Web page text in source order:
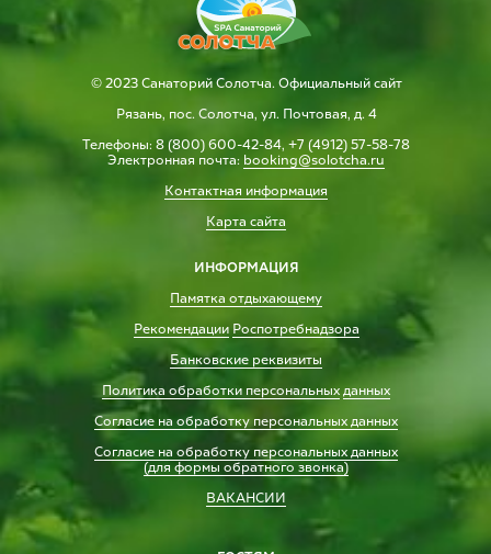
© 2023 Санаторий Солотча. Официальный сайт
Рязань, пос. Солотча, ул. Почтовая, д. 4
Телефоны: 8 (800) 600-42-84, +7 (4912) 57-58-78
Электронная почта: booking@solotcha.ru
Контактная информация
Карта сайта
ИНФОРМАЦИЯ
Памятка отдыхающему
Рекомендации Роспотребнадзора
Банковские реквизиты
Политика обработки персональных данных
Согласие на обработку персональных данных
Согласие на обработку персональных данных
(для формы обратного звонка)
ВАКАНСИИ